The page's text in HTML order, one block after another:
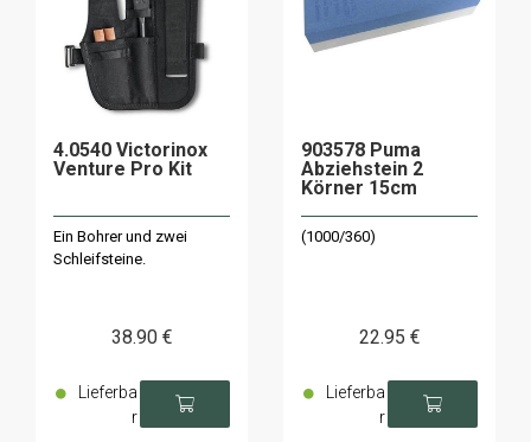
4.0540 Victorinox
Venture Pro Kit
Ein Bohrer und zwei
Schleifsteine.
38.90 €
Lieferba
r
903578 Puma
Abziehstein 2
Körner 15cm
(1000/360)
22.95 €
Lieferba
r